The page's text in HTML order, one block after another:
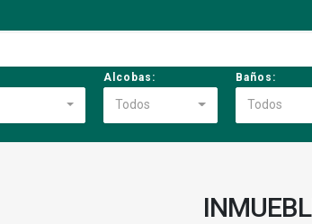
Alcobas:
Todos
Baños:
Todos